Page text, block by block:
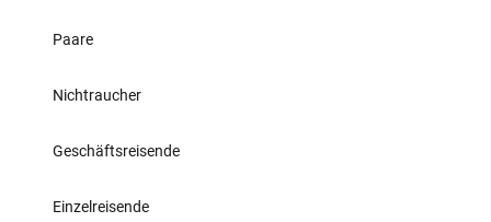
Paare
Nichtraucher
Geschäftsreisende
Einzelreisende